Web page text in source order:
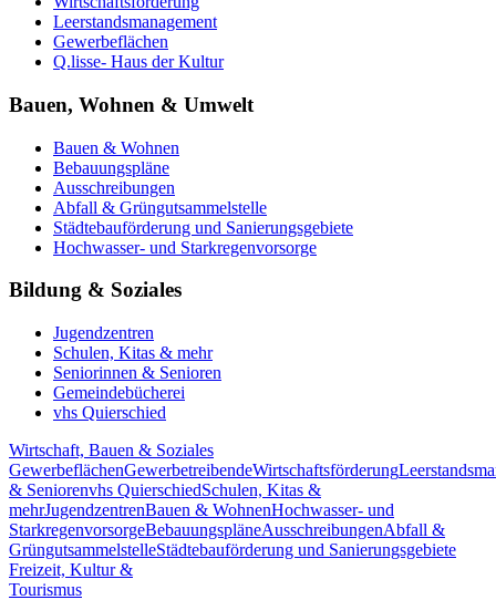
Leerstandsmanagement
Gewerbeflächen
Q.lisse- Haus der Kultur
Bauen, Wohnen & Umwelt
Bauen & Wohnen
Bebauungspläne
Ausschreibungen
Abfall & Grüngutsammelstelle
Städtebauförderung und Sanierungsgebiete
Hochwasser- und Starkregenvorsorge
Bildung & Soziales
Jugendzentren
Schulen, Kitas & mehr
Seniorinnen & Senioren
Gemeindebücherei
vhs Quierschied
Wirtschaft, Bauen & Soziales
GewerbeflächenGewerbetreibendeWirtschaftsförderung
& Seniorenvhs QuierschiedSchulen, Kitas &
mehrJugendzentrenBauen & WohnenHochwasser- und
StarkregenvorsorgeBebauungspläneAusschreibungenAbfall &
GrüngutsammelstelleStädtebauförderung und Sanierungsgebiete
Freizeit, Kultur &
Tourismus